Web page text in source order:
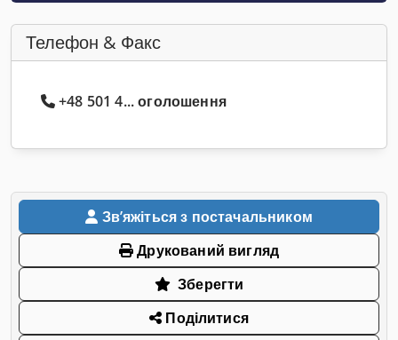
Телефон & Факс
+48 501 4... оголошення
Звʼяжіться з постачальником
Друкований вигляд
Зберегти
Поділитися